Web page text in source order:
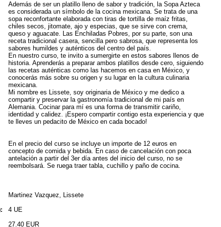
Además de ser un platillo lleno de sabor y tradición, la Sopa Azteca
es considerada un símbolo de la cocina mexicana. Se trata de una
sopa reconfortante elaborada con tiras de tortilla de maíz fritas,
chiles secos, jitomate, ajo y especias, que se sirve con crema,
queso y aguacate. Las Enchiladas Pobres, por su parte, son una
receta tradicional casera, sencilla pero sabrosa, que representa los
sabores humildes y auténticos del centro del país.
En nuestro curso, te invito a sumergirte en estos sabores llenos de
historia. Aprenderás a preparar ambos platillos desde cero, siguiendo
las recetas auténticas como las hacemos en casa en México, y
conocerás más sobre su origen y su lugar en la cultura culinaria
mexicana.
Mi nombre es Lissete, soy originaria de México y me dedico a
compartir y preservar la gastronomía tradicional de mi país en
Alemania. Cocinar para mí es una forma de transmitir cariño,
identidad y calidez. ¡Espero compartir contigo esta experiencia y que
te lleves un pedacito de México en cada bocado!
En el precio del curso se incluye un importe de 12 euros en
concepto de comida y bebida. En caso de cancelación con poca
antelación a partir del 3er día antes del inicio del curso, no se
reembolsará. Se ruega traer tabla, cuchillo y paño de cocina.
Martinez Vazquez, Lissete
4 UE
27.40 EUR